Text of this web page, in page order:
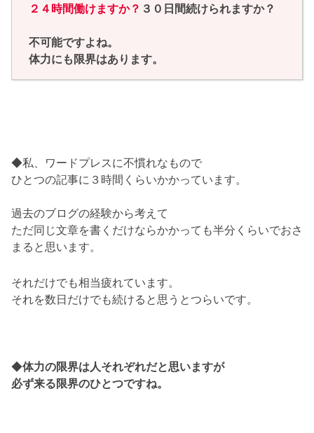
２４時間働けますか？ ３０日間続けられますか？
不可能ですよね。
体力にも限界はあります。
◆私、ワードプレスに不慣れなもので
ひとつの記事に３時間くらいかかっています。
過去のブログの経験から考えて
ただ同じ文章を書くだけならかかっても半分くらいでおさ
まると思います。
それだけでも相当疲れています。
それを数日だけでも続けると思うとつらいです。
◆体力の限界は人それぞれだと思いますが
必ず来る限界のひとつですね。